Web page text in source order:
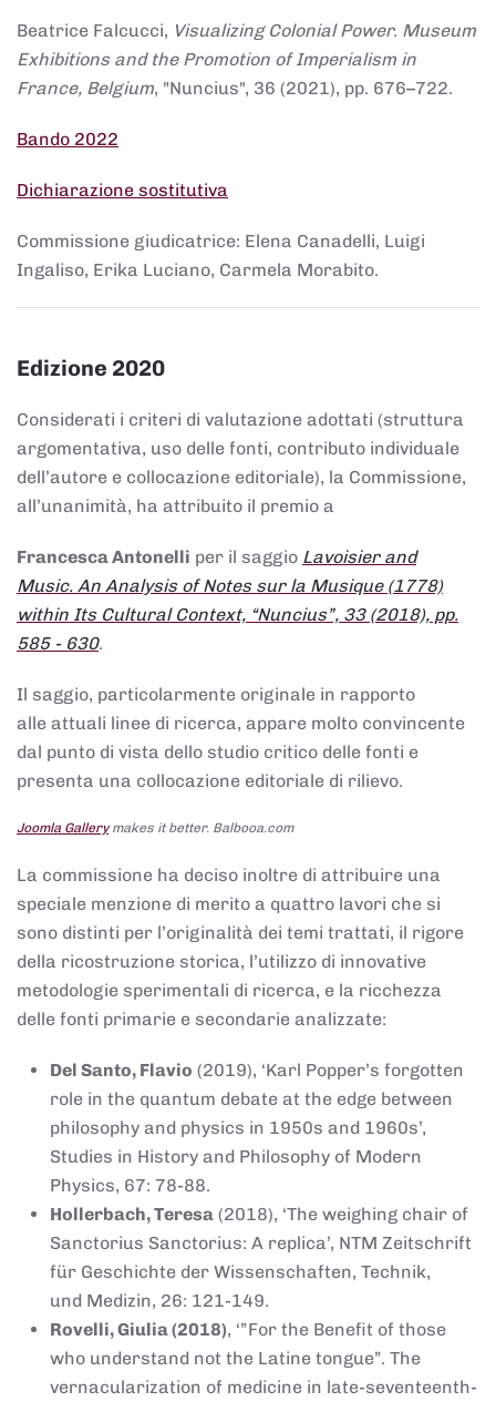
Beatrice Falcucci, Visualizing Colonial Power. Museum
Exhibitions and the Promotion of Imperialism in
France, Belgium, "Nuncius", 36 (2021), pp. 676–722.
Bando 2022
Dichiarazione sostitutiva
Commissione giudicatrice: Elena Canadelli, Luigi
Ingaliso, Erika Luciano, Carmela Morabito.
Edizione 2020
Considerati i criteri di valutazione adottati (struttura
argomentativa, uso delle fonti, contributo individuale
dell’autore e collocazione editoriale), la Commissione,
all’unanimità, ha attribuito il premio a
Francesca Antonelli per il saggio Lavoisier and
Music. An Analysis of Notes sur la Musique (1778)
within Its Cultural Context, “Nuncius”, 33 (2018), pp.
585 - 630.
Il saggio, particolarmente originale in rapporto
alle attuali linee di ricerca, appare molto convincente
dal punto di vista dello studio critico delle fonti e
presenta una collocazione editoriale di rilievo.
Joomla Gallerymakes it better. Balbooa.com
La commissione ha deciso inoltre di attribuire una
speciale menzione di merito a quattro lavori che si
sono distinti per l’originalità dei temi trattati, il rigore
della ricostruzione storica, l’utilizzo di innovative
metodologie sperimentali di ricerca, e la ricchezza
delle fonti primarie e secondarie analizzate:
Del Santo, Flavio (2019), ‘Karl Popper’s forgotten
role in the quantum debate at the edge between
philosophy and physics in 1950s and 1960s’,
Studies in History and Philosophy of Modern
Physics, 67: 78-88.
Hollerbach, Teresa (2018), ‘The weighing chair of
Sanctorius Sanctorius: A replica’, NTM Zeitschrift
für Geschichte der Wissenschaften, Technik,
und Medizin, 26: 121-149.
Rovelli, Giulia (2018), ‘”For the Benefit of those
who understand not the Latine tongue”. The
vernacularization of medicine in late-seventeenth-